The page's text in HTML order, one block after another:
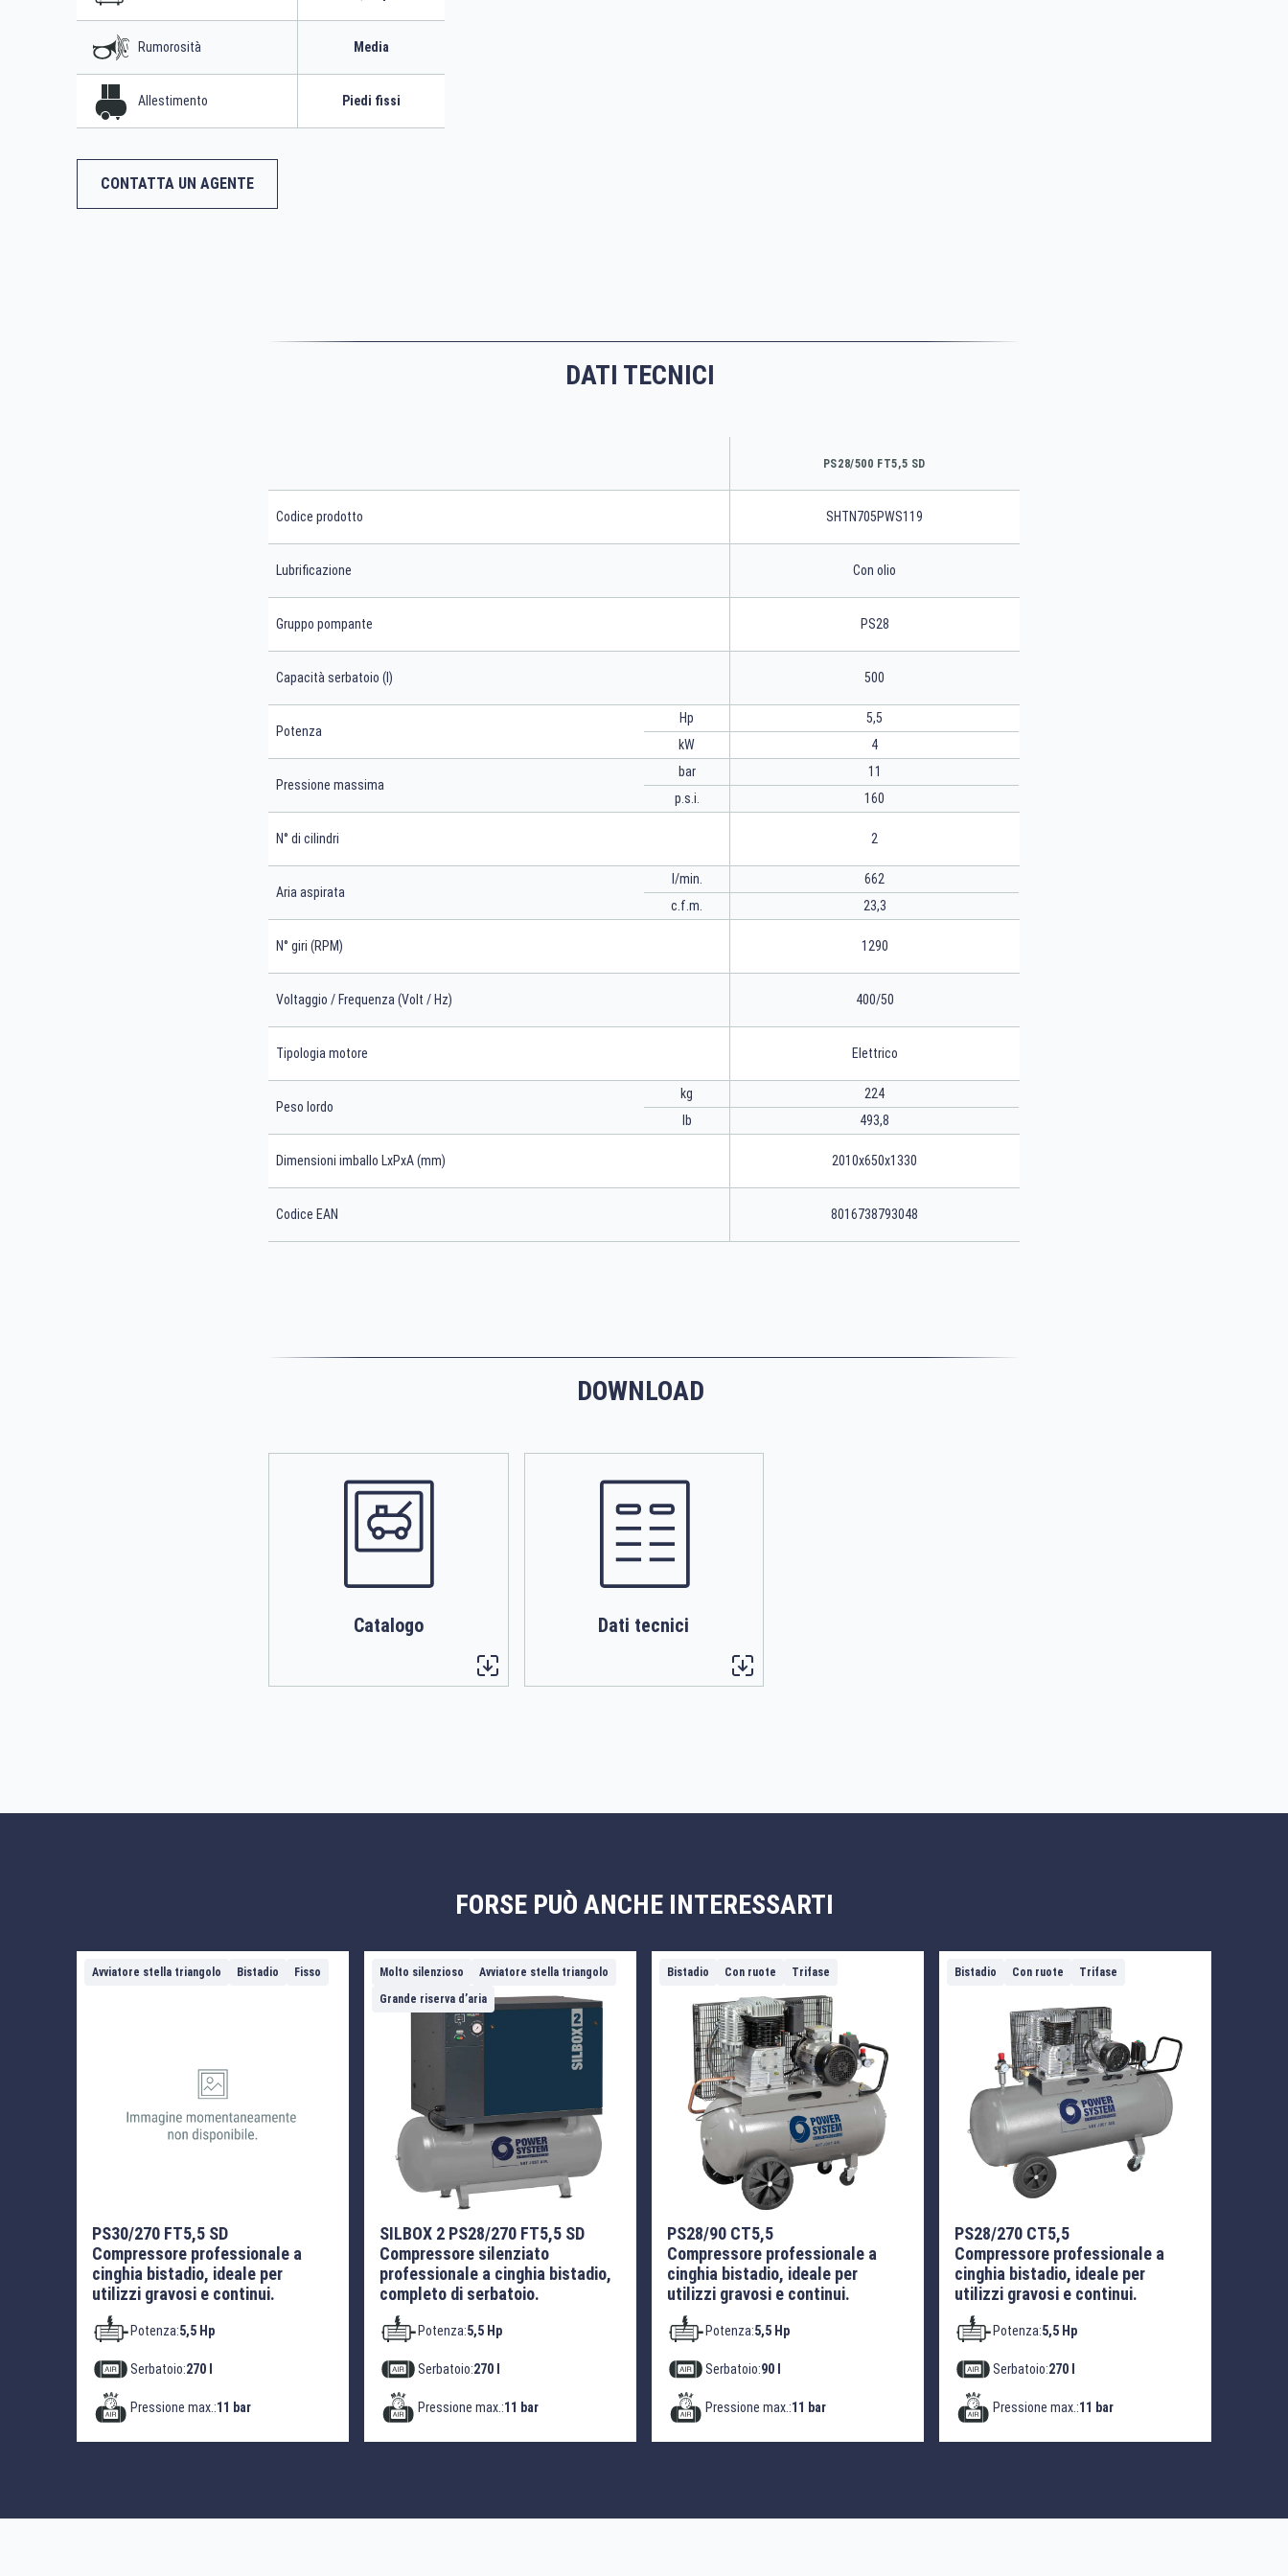
Rumorosità Media
Allestimento Piedi fissi
CONTATTA UN AGENTE
DATI TECNICI
PS28/500 FT5,5 SD
Codice prodotto SHTN705PWS119
Lubrificazione Con olio
Gruppo pompante PS28
Capacità serbatoio (l) 500
Potenza
Hp
kW
5,5
4
Pressione massima
bar
p.s.i.
11
160
N° di cilindri 2
Aria aspirata
l/min.
c.f.m.
662
23,3
N° giri (RPM) 1290
Voltaggio / Frequenza (Volt / Hz) 400/50
Tipologia motore Elettrico
Peso lordo
kg
lb
224
493,8
Dimensioni imballo LxPxA (mm) 2010x650x1330
Codice EAN 8016738793048
DOWNLOAD
Catalogo Dati tecnici
FORSE PUÒ ANCHE INTERESSARTI
Avviatore stella triangolo Bistadio Fisso
PS30/270 FT5,5 SD
Compressore professionale a
cinghia bistadio, ideale per
utilizzi gravosi e continui.
Potenza:5,5 Hp
Serbatoio:270 l
Pressione max.:11 bar
Molto silenzioso
Avviatore stella triangolo
Grande riserva d’aria
SILBOX 2 PS28/270 FT5,5 SD
Compressore silenziato
professionale a cinghia bistadio,
completo di serbatoio.
Potenza:5,5 Hp
Serbatoio:270 l
Pressione max.:11 bar
Bistadio Con ruote Trifase
PS28/90 CT5,5
Compressore professionale a
cinghia bistadio, ideale per
utilizzi gravosi e continui.
Potenza:5,5 Hp
Serbatoio:90 l
Pressione max.:11 bar
Bistadio Con ruote Trifase
PS28/270 CT5,5
Compressore professionale a
cinghia bistadio, ideale per
utilizzi gravosi e continui.
Potenza:5,5 Hp
Serbatoio:270 l
Pressione max.:11 bar